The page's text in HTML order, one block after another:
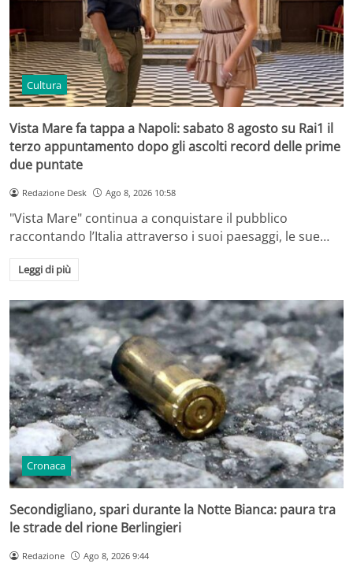
Cultura
Vista Mare fa tappa a Napoli: sabato 8 agosto su Rai1 il
terzo appuntamento dopo gli ascolti record delle prime
due puntate
Redazione Desk Ago 8, 2026 10:58
"Vista Mare" continua a conquistare il pubblico
raccontando l’Italia attraverso i suoi paesaggi, le sue…
Leggi di più
Cronaca
Secondigliano, spari durante la Notte Bianca: paura tra
le strade del rione Berlingieri
Redazione Ago 8, 2026 9:44